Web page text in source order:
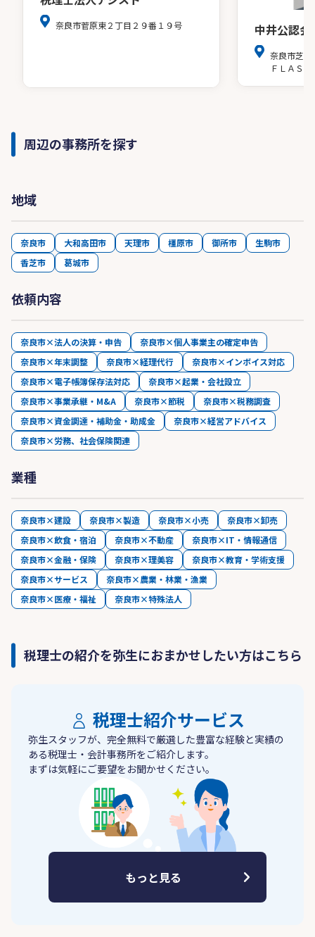
奈良市菅原東２丁目２９番１９号 中井公認
奈良市芝
ＦＬＡＳ
周辺の事務所を探す
地域
奈良市 大和高田市 天理市 橿原市 御所市
生駒市
香芝市
葛城市
依頼内容
奈良市×法人の決算・申告
奈良市×個人事業主の確定申告
奈良市×年末調整
奈良市×経理代行
奈良市×インボイス対応
奈良市×電子帳簿保存法対応
奈良市×起業・会社設立
奈良市×事業承継・M&A
奈良市×節税
奈良市×税務調査
奈良市×資金調達・補助金・助成金
奈良市×経営アドバイス
奈良市×労務、社会保険関連
業種
奈良市×建設 奈良市×製造 奈良市×小売
奈良市×卸売
奈良市×飲食・宿泊
奈良市×不動産
奈良市×IT・情報通信
奈良市×金融・保険
奈良市×理美容
奈良市×教育・学術支援
奈良市×サービス
奈良市×農業・林業・漁業
奈良市×医療・福祉
奈良市×特殊法人
税理士の紹介を弥生におまかせしたい方はこちら
税理士紹介サービス
弥生スタッフが、完全無料で厳選した豊富な経験と実績の
ある税理士・会計事務所をご紹介します。
まずは気軽にご要望をお聞かせください。
もっと見る